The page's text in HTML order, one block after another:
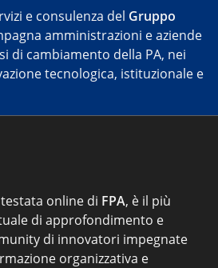
e consulenza del Gruppo
amministrazioni e aziende
di cambiamento della PA, nei
tecnologica, istituzionale e
online di FPA, è il più
di approfondimento e
di innovatori impegnate
organizzativa e